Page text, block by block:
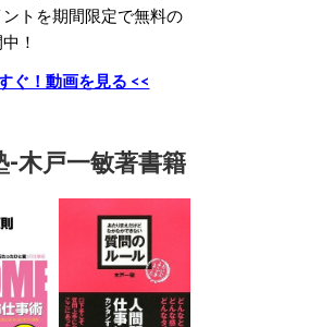
ントを期間限定で無料の
！
ぐ！動画を見る <<
-木戸一敏著書籍